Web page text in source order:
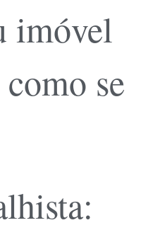
imóvel
se